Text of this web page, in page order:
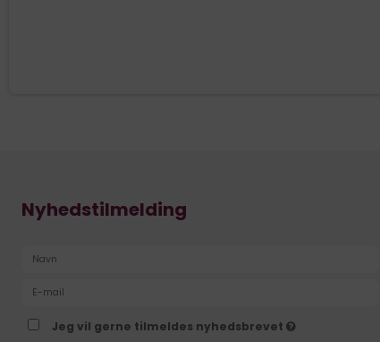
Nyhedstilmelding
Jeg vil gerne tilmeldes nyhedsbrevet